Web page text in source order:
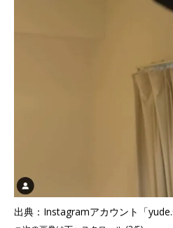
出典：Instagramアカウント「